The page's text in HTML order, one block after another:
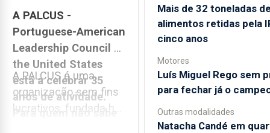
A PALCUS -
Portuguese-American
Leadership Council of
the United States
está a celebrar 35
anos de atividade.
Para quem não sabe
A PALCUS é uma
organização sem fins
lucrativos, fundada há
Mais de 32 toneladas
alimentos retidas pela
cinco anos
Motores
Luís Miguel Rego sem
para fechar já o
Outras modalidades
Natacha Candé em